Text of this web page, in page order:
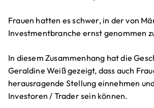
Frauen hatten es schwer, in der von
Investmentbranche ernst genommen
In diesem Zusammenhang hat die
Geraldine Weiß gezeigt, dass auch
herausragende Stellung einnehmen
Investoren / Trader sein können.